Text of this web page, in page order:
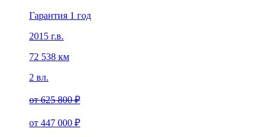
Гарантия 1 год
2015 г.в.
72 538 км
2 вл.
от625 800 ₽
от 447 000 ₽